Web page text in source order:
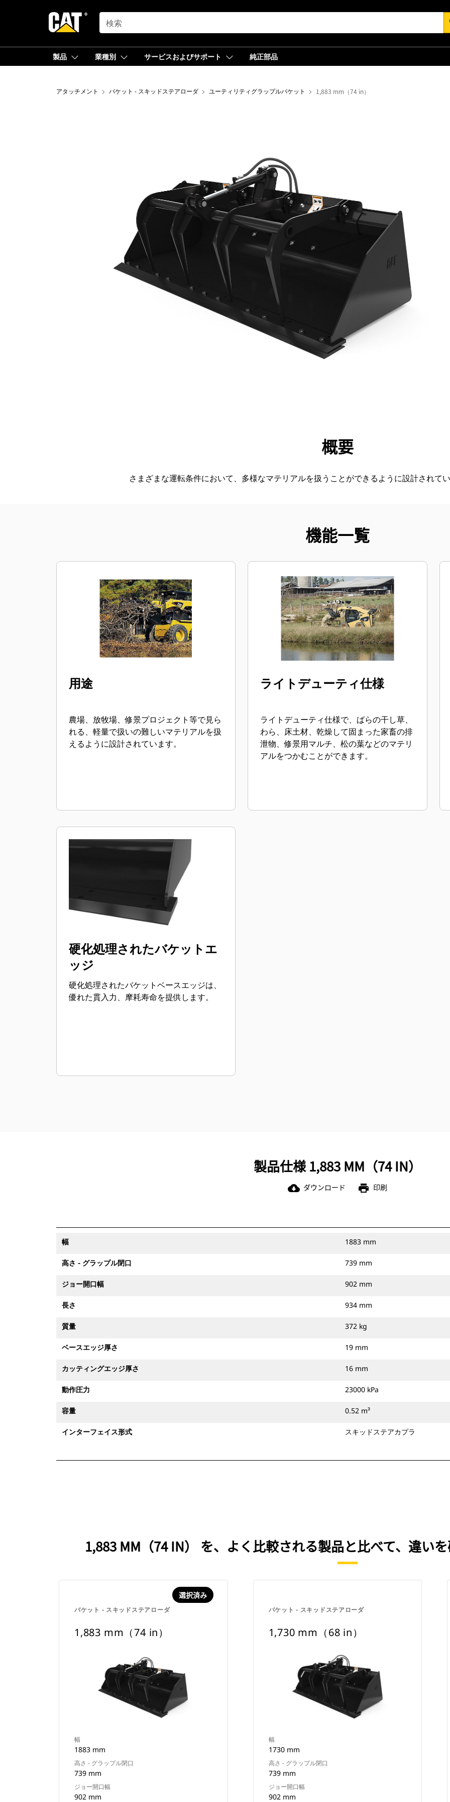
SEARCH
製品 業種別 サービスおよびサポート 純正部品
アタッチメント バケット - スキッドステアローダ ユーティリティグラップルバケット 1,883 mm（74 in）
ツアー
概要
さまざまな運転条件において、多様なマテリアルを扱うことができるように設計されて
機能一覧
用途
農場、放牧場、修景プロジェクト等で見ら
れる、軽量で扱いの難しいマテリアルを扱
えるように設計されています。
ライトデューティ仕様
ライトデューティ仕様で、ばらの干し草、
わら、床土材、乾燥して固まった家畜の排
泄物、修景用マルチ、松の葉などのマテリ
アルをつかむことができます。
硬化処理されたバケットエ
ッジ
硬化処理されたバケットベースエッジは、
優れた貫入力、摩耗寿命を提供します。
製品仕様 1,883 MM（74 IN）
cloud_download ダウンロード print 印刷
幅 1883 mm
高さ - グラップル閉口 739 mm
ジョー開口幅 902 mm
長さ 934 mm
質量 372 kg
ベースエッジ厚さ 19 mm
カッティングエッジ厚さ 16 mm
動作圧力 23000 kPa
容量 0.52 m³
インターフェイス形式 スキッドステアカプラ
1,883 MM（74 IN） を、よく比較される製品と比べて、違い
バケット - スキッドステアローダ
選択済み
1,883 mm（74 in）
幅
1883 mm
高さ - グラップル閉口
739 mm
ジョー開口幅
902 mm
バケット - スキッドステアローダ
1,730 mm（68 in）
幅
1730 mm
高さ - グラップル閉口
739 mm
ジョー開口幅
902 mm